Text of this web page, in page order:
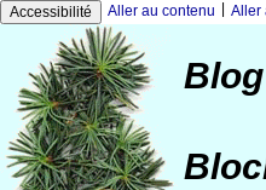
Accessibilité Aller au contenu Aller